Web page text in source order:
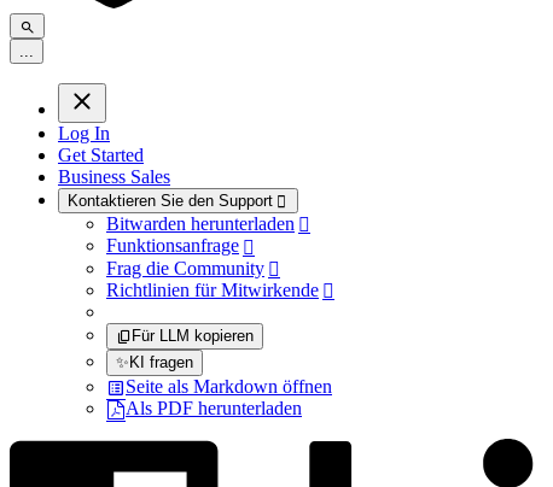
Log In
Get Started
Business Sales
Kontaktieren Sie den Support 
Bitwarden herunterladen 
Funktionsanfrage 
Frag die Community 
Richtlinien für Mitwirkende 
Für LLM kopieren
✨KI fragen
Seite als Markdown öffnen
Als PDF herunterladen